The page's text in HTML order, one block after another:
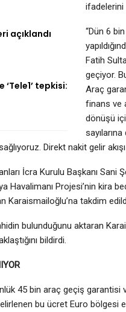
açıklandı
‘Tele1’ tepkisi:
ifadelerini
“Dün 6
Fatih
geçiyor.
Araç
finans ve
dönüşü
Direkt nakit gelir akışı
İcra Kurulu Başkanı Sani
Havalimanı Projesi’nin kira
Karaismailoğlu’na takdim
bulunduğunu aktaran
bildirdi.
45 bin araç geçiş garantisi
bu ücret Euro bölgesi